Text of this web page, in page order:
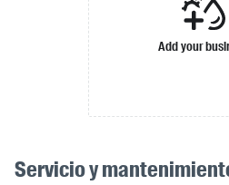
Add your
Servicio y